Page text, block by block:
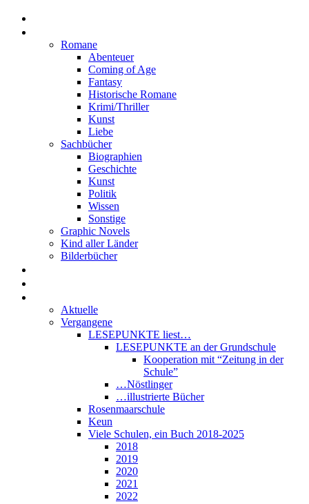
Romane
Abenteuer
Coming of Age
Fantasy
Historische Romane
Krimi/Thriller
Kunst
Liebe
Sachbücher
Biographien
Geschichte
Kunst
Politik
Wissen
Sonstige
Graphic Novels
Kind aller Länder
Bilderbücher
Aktuelle
Vergangene
LESEPUNKTE liest…
LESEPUNKTE an der Grundschule
Kooperation mit “Zeitung in der
Schule”
…Nöstlinger
…illustrierte Bücher
Rosenmaarschule
Keun
Viele Schulen, ein Buch 2018-2025
2018
2019
2020
2021
2022